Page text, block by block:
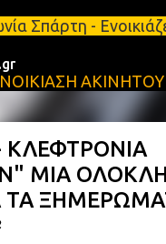
στο κύριο
ΑΚΙΝΗΤΟΥ
ΚΛΕΦΤΡΟΝΙΑ
ΜΙΑ
ΤΑ